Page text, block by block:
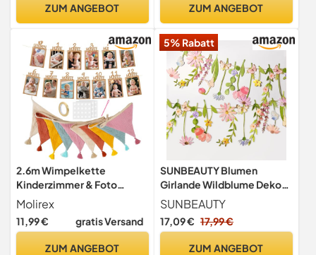
Kinderkerzen
bunt Baumkerzen bunt neon
dip Dye Kerzen Baby
Regenbogen
ZUM ANGEBOT
bunt Baumkerzen bunt neon
ZUM ANGEBOT
2.6m Wimpelkette
Kinderzimmer & Foto
Banner 1. Geburtstag,
Geburtstagsdeko
Molirex
11,99 € gratis Versand
ZUM ANGEBOT
5% Rabatt
SUNBEAUTY Blumen
Girlande Wildblume Deko
Banner in Vielen Farben
SUNBEAUTY
17,09 € 17,99 €
ZUM ANGEBOT